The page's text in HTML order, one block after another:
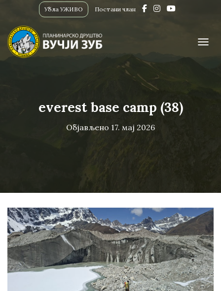
Убла УЖИВО Постани члан
everest base camp (38)
Објављено 17. мај 2026